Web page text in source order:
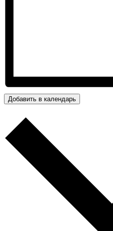
Добавить в календарь